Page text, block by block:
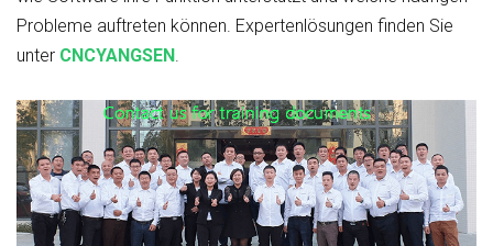
Probleme auftreten können. Expertenlösungen finden Sie
unter CNCYANGSEN.